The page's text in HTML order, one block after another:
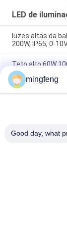
LED de
luzes altas da
200W, IP65, 0-
Teto alto 60W
emissor de luz do
transformação
mingfeng
Good day, what